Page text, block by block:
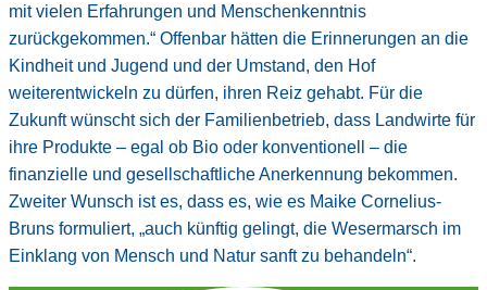
mit vielen Erfahrungen und Menschenkenntnis
zurückgekommen.“ Offenbar hätten die Erinnerungen an die
Kindheit und Jugend und der Umstand, den Hof
weiterentwickeln zu dürfen, ihren Reiz gehabt. Für die
Zukunft wünscht sich der Familienbetrieb, dass Landwirte für
ihre Produkte – egal ob Bio oder konventionell – die
finanzielle und gesellschaftliche Anerkennung bekommen.
Zweiter Wunsch ist es, dass es, wie es Maike Cornelius-
Bruns formuliert, „auch künftig gelingt, die Wesermarsch im
Einklang von Mensch und Natur sanft zu behandeln“.